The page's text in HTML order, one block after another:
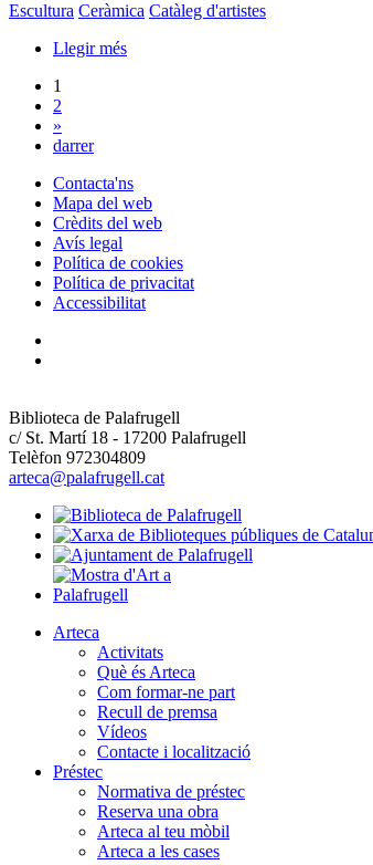
Escultura Ceràmica Catàleg d'artistes
Llegir més
1
2
»
darrer
Contacta'ns
Mapa del web
Crèdits del web
Avís legal
Política de cookies
Política de privacitat
Accessibilitat
Biblioteca de Palafrugell
c/ St. Martí 18 - 17200 Palafrugell
Telèfon 972304809
arteca@palafrugell.cat
Arteca
Activitats
Què és Arteca
Com formar-ne part
Recull de premsa
Vídeos
Contacte i localització
Préstec
Normativa de préstec
Reserva una obra
Arteca al teu mòbil
Arteca a les cases